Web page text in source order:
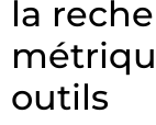
la
outils